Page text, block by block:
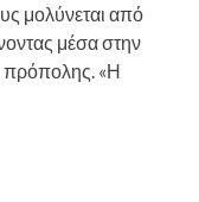
μολύνεται από
μέσα στην
πρόπολης. «Η